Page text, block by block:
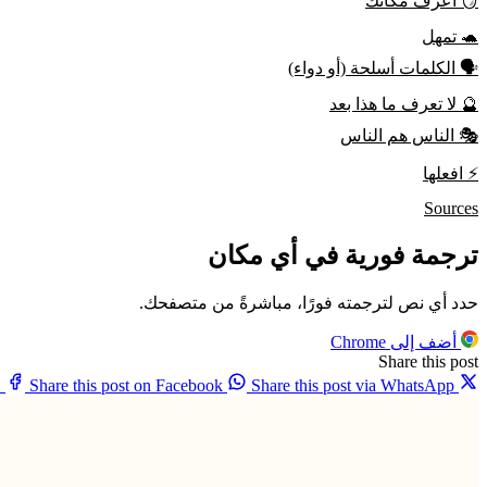
🐢 تمهل
🗣️ الكلمات أسلحة (أو دواء)
🔮 لا تعرف ما هذا بعد
🎭 الناس هم الناس
⚡ افعلها
Sources
ترجمة فورية في أي مكان
حدد أي نص لترجمته فورًا، مباشرةً من متصفحك.
أضف إلى Chrome
Share this post
Share this post on Facebook Share this post via WhatsApp